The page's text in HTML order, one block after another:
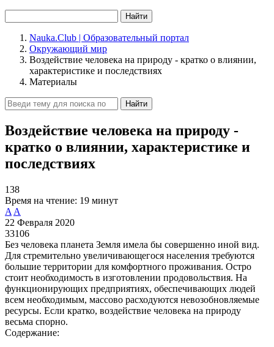
Найти
Nauka.Club | Образовательный портал
Окружающий мир
Воздействие человека на природу - кратко о влиянии,
характеристике и последствиях
Материалы
Найти
Воздействие человека на природу -
кратко о влиянии, характеристике и
последствиях
138
Время на чтение: 19 минут
A A
22 Февраля 2020
33106
Без человека планета Земля имела бы совершенно иной вид.
Для стремительно увеличивающегося населения требуются
большие территории для комфортного проживания. Остро
стоит необходимость в изготовлении продовольствия. На
функционирующих предприятиях, обеспечивающих людей
всем необходимым, массово расходуются невозобновляемые
ресурсы. Если кратко, воздействие человека на природу
весьма спорно.
Содержание: